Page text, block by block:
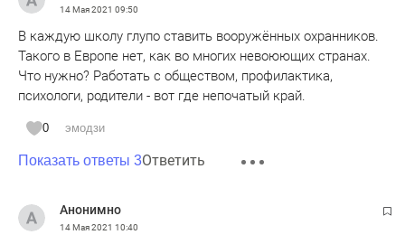
14 Мая 2021 09:50
В каждую школу глупо ставить вооружённых охранников.
Такого в Европе нет, как во многих невоюющих странах.
Что нужно? Работать с обществом, профилактика,
психологи, родители - вот где непочатый край.
0 эмодзи
Показать ответы 3Ответить
Анонимно
14 Мая 2021 10:40